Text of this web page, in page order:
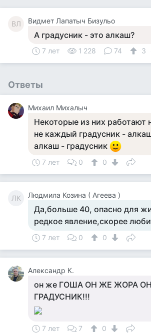
ВЛ Видмет Лапатыч Бизульо
А градусник - это алкаш?
7 лет 1 228 74 3
Ответы
Михаил Михалыч
Некоторые из них работают
не каждый градусник -
алкаш - градусник
7 лет 0 0
ЛК Людмила Козина ( Агеева )
Да,больше 40, опасно для
редкое явление,скорее
7 лет 0 0
Александр К.
он же ГОША ОН ЖЕ ЖОРА
ГРАДУСНИК!!!
7 лет 7 0